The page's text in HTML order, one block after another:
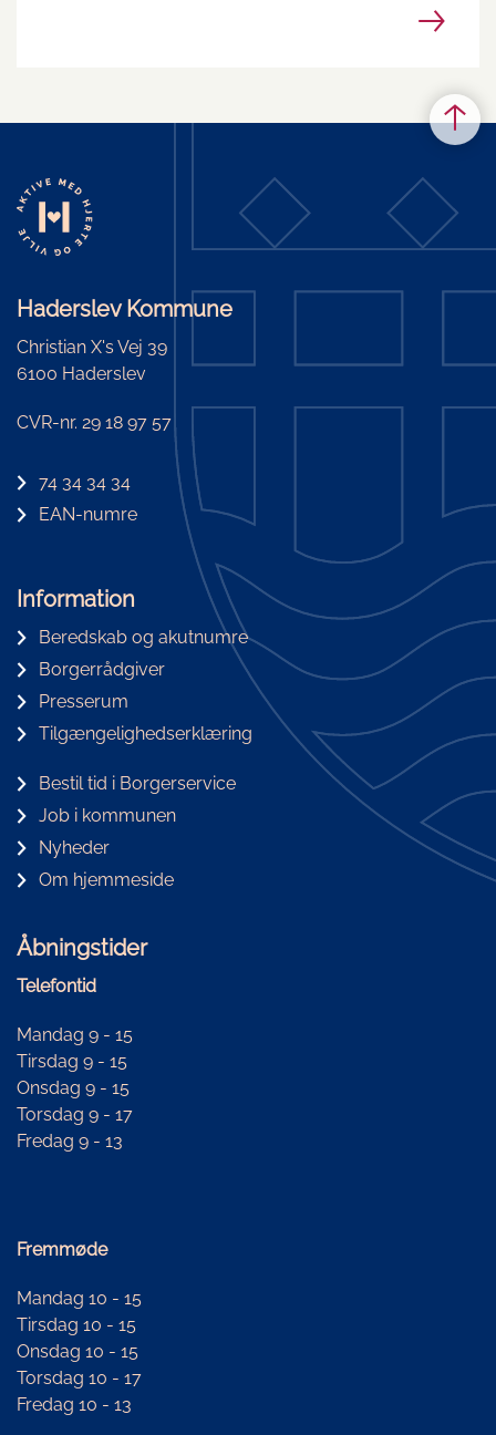
Haderslev Kommune
Christian X's Vej 39
6100 Haderslev
CVR-nr. 29 18 97 57
74 34 34 34
EAN-numre
Information
Beredskab og akutnumre
Borgerrådgiver
Presserum
Tilgængelighedserklæring
Bestil tid i Borgerservice
Job i kommunen
Nyheder
Om hjemmeside
Åbningstider
Telefontid
Mandag 9 - 15
Tirsdag 9 - 15
Onsdag 9 - 15
Torsdag 9 - 17
Fredag 9 - 13
Fremmøde
Mandag 10 - 15
Tirsdag 10 - 15
Onsdag 10 - 15
Torsdag 10 - 17
Fredag 10 - 13